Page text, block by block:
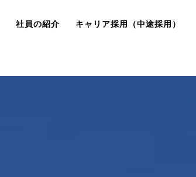
社員の紹介 キャリア採用（中途採用）